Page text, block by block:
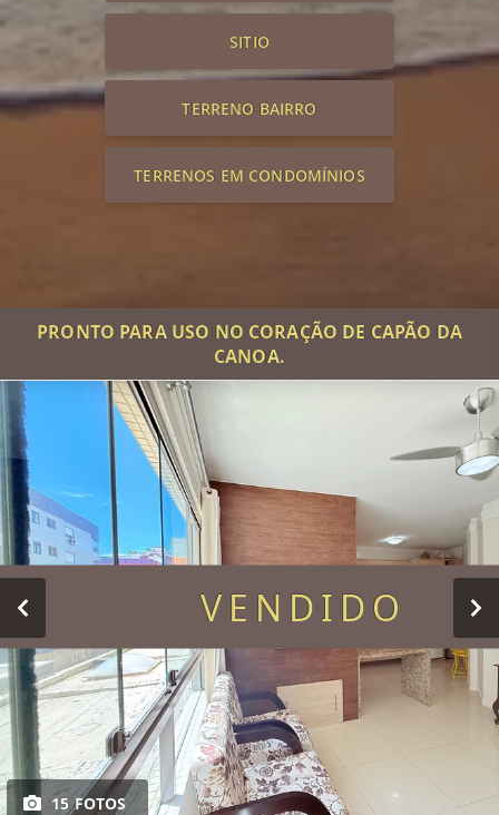
SITIO
TERRENO BAIRRO
TERRENOS EM CONDOMÍNIOS
PRONTO PARA USO NO CORAÇÃO DE CAPÃO DA
CANOA.
15 FOTOS
VENDIDO